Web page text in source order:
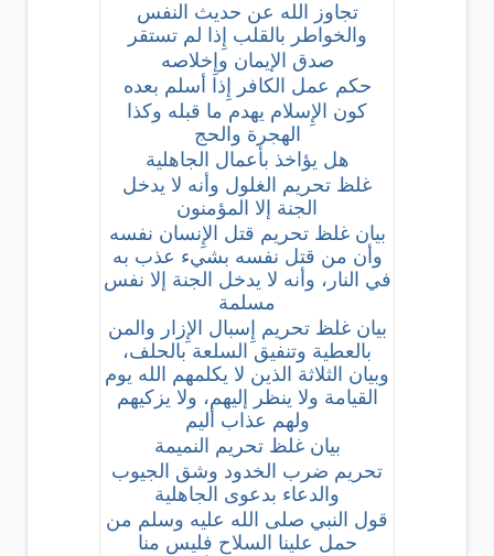
تجاوز الله عن حديث النفس
والخواطر بالقلب إِذا لم تستقر
صدق الإيمان وإِخلاصه
حكم عمل الكافر إِذا أسلم بعده
كون الإِسلام يهدم ما قبله وكذا
الهجرة والحج
هل يؤاخذ بأعمال الجاهلية
غلظ تحريم الغلول وأنه لا يدخل
الجنة إلا المؤمنون
بيان غلظ تحريم قتل الإِنسان نفسه
وأن من قتل نفسه بشيء عذب به
في النار، وأنه لا يدخل الجنة إلا نفس
مسلمة
بيان غلظ تحريم إِسبال الإِزار والمن
بالعطية وتنفيق السلعة بالحلف،
وبيان الثلاثة الذين لا يكلمهم الله يوم
القيامة ولا ينظر إليهم، ولا يزكيهم
ولهم عذاب أليم
بيان غلظ تحريم النميمة
تحريم ضرب الخدود وشق الجيوب
والدعاء بدعوى الجاهلية
قول النبي صلى الله عليه وسلم من
حمل علينا السلاح فليس منا